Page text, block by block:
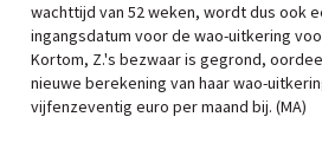
wachttijd van 52 weken, wordt dus ook
ingangsdatum voor de wao-uitkering
Kortom, Z.'s bezwaar is gegrond,
nieuwe berekening van haar wao-
vijfenzeventig euro per maand bij. (MA)